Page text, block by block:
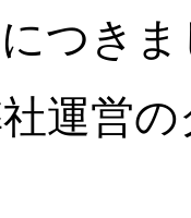
つき
運営